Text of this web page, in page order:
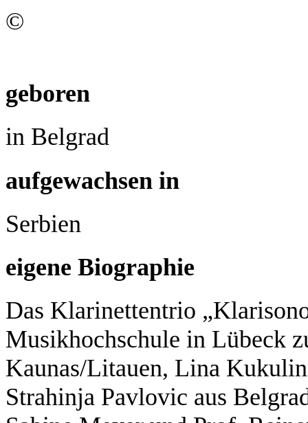
©
geboren
in Belgrad
aufgewachsen in
Serbien
eigene Biographie
Das Klarinettentrio
Musikhochschule in Lübeck
Kaunas/Litauen, Lina
Strahinja Pavlovic aus